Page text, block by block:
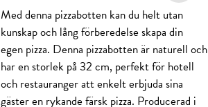
Med denna pizzabotten kan du helt utan
kunskap och lång förberedelse skapa din
egen pizza. Denna pizzabotten är naturell och
har en storlek på 32 cm, perfekt för hotell
och restauranger att enkelt erbjuda sina
gäster en rykande färsk pizza. Producerad i